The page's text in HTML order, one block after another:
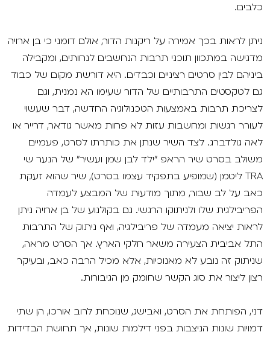
כלבים.
ניתן לראות בכך אמירה על ריקנות הדור, אולם דומני כי בן ארויה
מדגישה במתכוון תוכני תרבות הנחשבים לנחותים, ומקבילה
ביניהם לבין סרטים רציניים וכבדים. היא דורשת מקום של כבוד
גם לטקסטים התרבותיים של הדור שעימו הא נמנית, וגם
לצריכת תרבות באמצעות הטכנולוגיה החדשה, דבר שעשוי
לעורר רגשות ומחשבות עזות לא פחות מאשר גודאר, דרייר או
לאה גולדברג. לצד השיר שנתן את כותרתו לסרט, פעמיים
משולב בסרט שיר הראפ "ילד לבן שמן ועשיר" של הנער שי
TRA ליטמן (שמופיע בתפקיד עצמו בסרט), שיר שהוא זעקת
כאב על לב שבור, מתוך מודעוּת של המבצע לעמדה
הפריבילגית שלו ולניתוקו הרגשי. גם בקולנוע של בן ארויה ניתן
לראות יציאה מעמדה של פריבילגיה, ואף ניתוק של התרבות
התל אביבית הצעירה משאר חלקי הארץ. אך הסרט מראה,
שניתוק זה נובע לא מאנוכיוּת, אלא מכיל הרבה כאב, ובעיקר
רצון ליצור את סוג הקשר שחומק מן הגיבורות.
דני, הפותחת את הסרט, ואבישג, שנוכחת לרוב אורכו, הן שתי
דמויות שונות הניצבות בפני דילמות שונות, אך תחושת הבדידות